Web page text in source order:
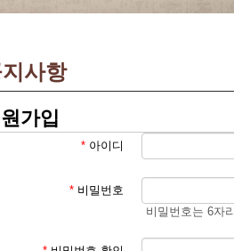
사항
가입
* 아이디
* 비밀번호
비밀번호는 6자